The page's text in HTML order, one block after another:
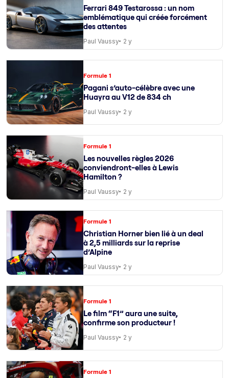
Ferrari 849 Testarossa : un nom
emblématique qui créée forcément
des attentes
Paul Vaussy 2 y
Formule 1
Pagani s’auto-célèbre avec une
Huayra au V12 de 834 ch
Paul Vaussy 2 y
Formule 1
Les nouvelles règles 2026
conviendront-elles à Lewis
Hamilton ?
Paul Vaussy 2 y
Formule 1
Christian Horner bien lié à un deal
à 2,5 milliards sur la reprise
d’Alpine
Paul Vaussy 2 y
Formule 1
Le film “F1” aura une suite,
confirme son producteur !
Paul Vaussy 2 y
Formule 1